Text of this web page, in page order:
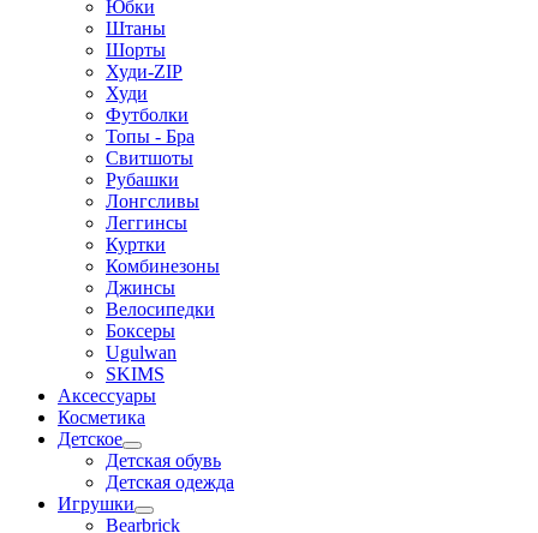
Юбки
Штаны
Шорты
Худи-ZIP
Худи
Футболки
Топы - Бра
Свитшоты
Рубашки
Лонгсливы
Леггинсы
Куртки
Комбинезоны
Джинсы
Велосипедки
Боксеры
Ugulwan
SKIMS
Аксессуары
Косметика
Детское
Детская обувь
Детская одежда
Игрушки
Bearbrick